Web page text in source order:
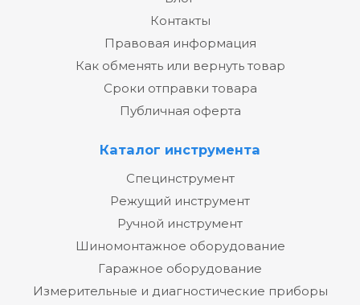
Контакты
Правовая информация
Как обменять или вернуть товар
Сроки отправки товара
Публичная оферта
Каталог инструмента
Специнструмент
Режущий инструмент
Ручной инструмент
Шиномонтажное оборудование
Гаражное оборудование
Измерительные и диагностические приборы